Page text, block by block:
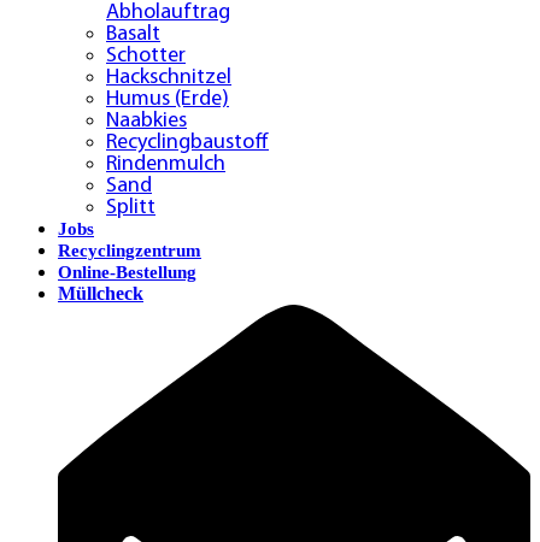
Abholauftrag
Basalt
Schotter
Hackschnitzel
Humus (Erde)
Naabkies
Recyclingbaustoff
Rindenmulch
Sand
Splitt
Jobs
Recyclingzentrum
Online-Bestellung
Müllcheck